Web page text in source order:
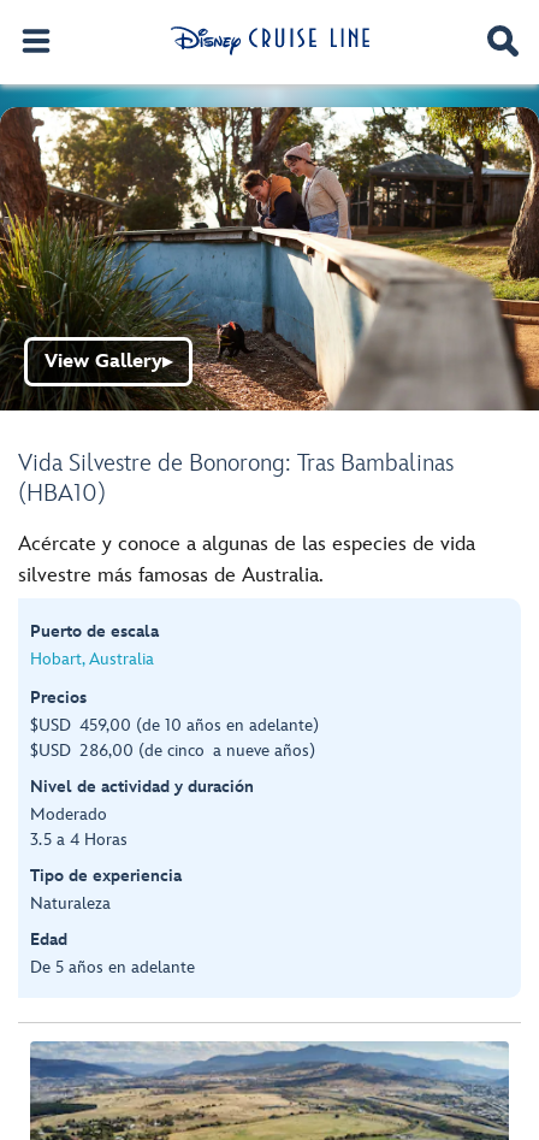
Vida Silvestre de Bonorong: Tras Bambalinas
(HBA10)
View Gallery▶
Acércate y conoce a algunas de las especies de vida
silvestre más famosas de Australia.
Puerto de escala
Hobart, Australia
Precios
$USD 459,00 (de 10 años en adelante)
$USD 286,00 (de cinco a nueve años)
Nivel de actividad y duración
Moderado
3.5 a 4 Horas
Tipo de experiencia
Naturaleza
Edad
De 5 años en adelante